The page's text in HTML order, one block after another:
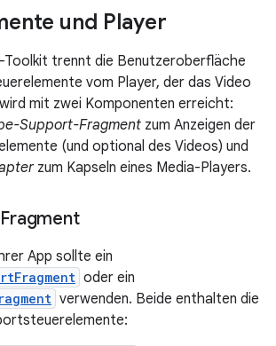
und Player
Toolkit trennt die Benutzeroberfläche
vom Player, der das Video
mit zwei Komponenten erreicht:
Support-Fragment zum Anzeigen der
(und optional des Videos) und
zum Kapseln eines Media-Players.
App sollte ein
oder ein
verwenden. Beide enthalten die